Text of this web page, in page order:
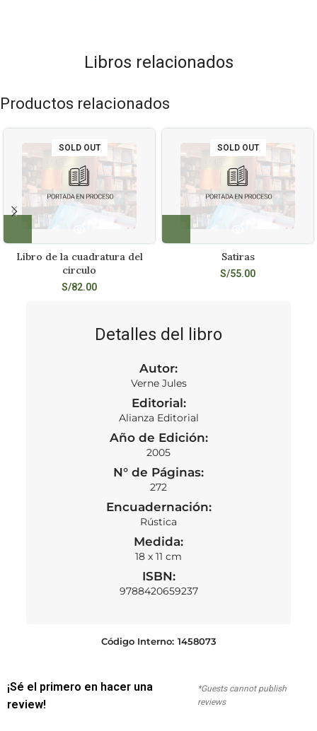
Libros relacionados
Productos relacionados
SOLD OUT
Libro de la cuadratura del
circulo
S/82.00
SOLD OUT
Satiras
S/55.00
Detalles del libro
Autor:
Verne Jules
Editorial:
Alianza Editorial
Año de Edición:
2005
N° de Páginas:
272
Encuadernación:
Rústica
Medida:
18 x 11 cm
ISBN:
9788420659237
Código Interno: 1458073
¡Sé el primero en hacer una
review!
*Guests cannot publish
reviews